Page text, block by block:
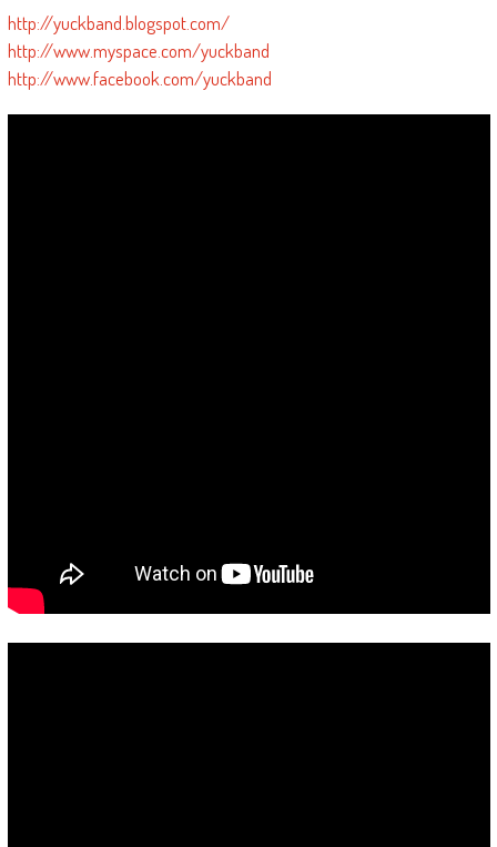
http://yuckband.blogspot.com/
http://www.myspace.com/yuckband
http://www.facebook.com/yuckband